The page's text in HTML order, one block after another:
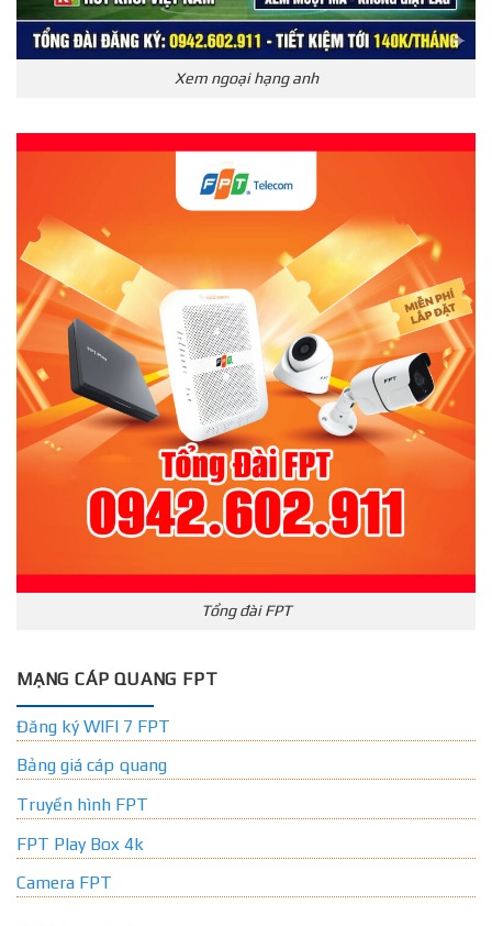
Xem ngoại hạng anh
Tổng đài FPT
MẠNG CÁP QUANG FPT
Đăng ký WIFI 7 FPT
Bảng giá cáp quang
Truyền hình FPT
FPT Play Box 4k
Camera FPT